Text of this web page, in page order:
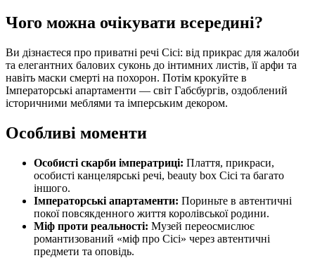
Чого можна очікувати всередині?
Ви дізнаєтеся про приватні речі Сісі: від прикрас для жалоби
та елегантних балових суконь до інтимних листів, її арфи та
навіть маски смерті на похорон. Потім крокуйте в
Імператорські апартаменти — світ Габсбургів, оздоблений
історичними меблями та імперським декором.
Особливі моменти
Особисті скарби імператриці: Плаття, прикраси,
особисті канцелярські речі, beauty box Сісі та багато
іншого.
Імператорські апартаменти: Пориньте в автентичні
покої повсякденного життя королівської родини.
Міф проти реальності: Музей переосмислює
романтизований «міф про Сісі» через автентичні
предмети та оповідь.